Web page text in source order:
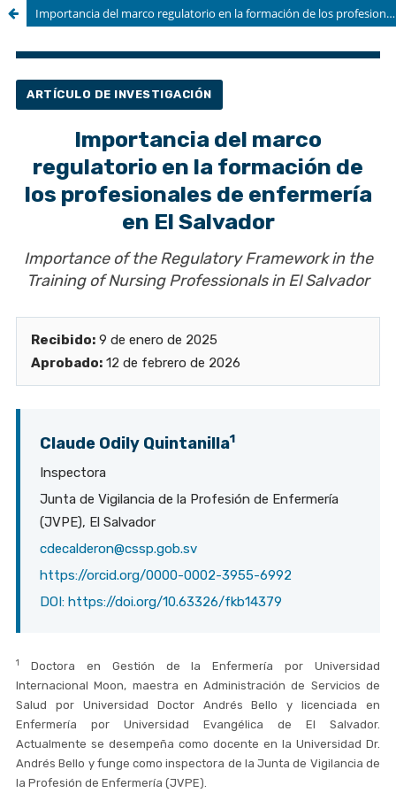
Importancia del marco regulatorio en la formación de los profesionales de enfermería en El Salvador